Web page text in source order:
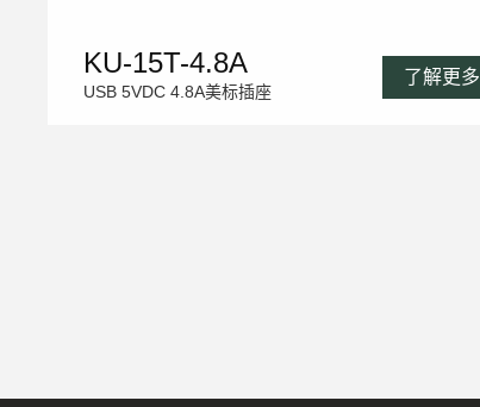
KU-15T-4.8A
USB 5VDC 4.8A美标插座
了解更多